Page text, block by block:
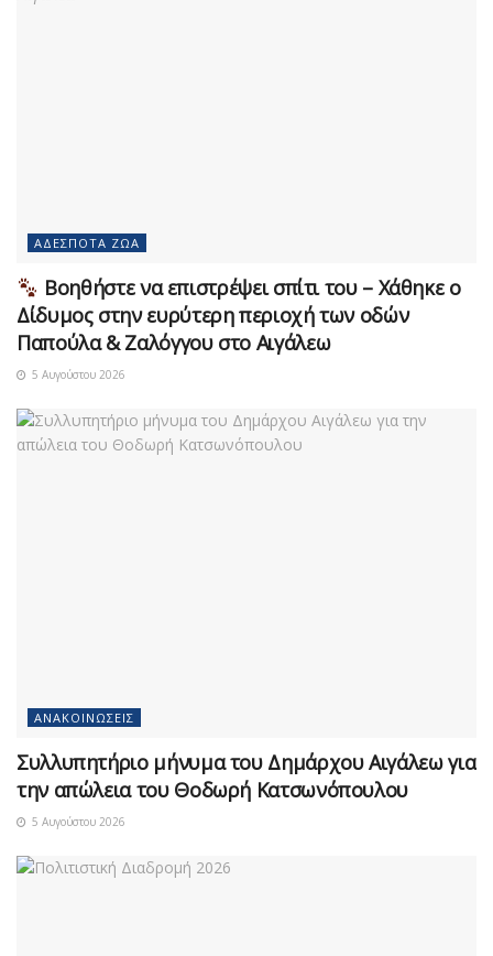
ΑΔΈΣΠΟΤΑ ΖΏΑ
Βοηθήστε να επιστρέψει σπίτι του – Χάθηκε ο
Δίδυμος στην ευρύτερη περιοχή των οδών
Παπούλα & Ζαλόγγου στο Αιγάλεω
5 Αυγούστου 2026
ΑΝΑΚΟΙΝΏΣΕΙΣ
Συλλυπητήριο μήνυμα του Δημάρχου Αιγάλεω για
την απώλεια του Θοδωρή Κατσωνόπουλου
5 Αυγούστου 2026